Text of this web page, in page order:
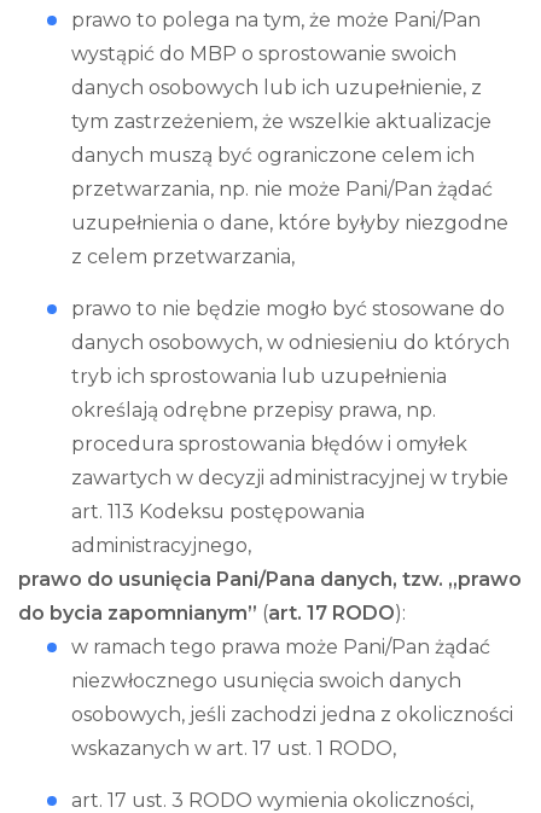
prawo to polega na tym, że może Pani/Pan
wystąpić do MBP o sprostowanie swoich
danych osobowych lub ich uzupełnienie, z
tym zastrzeżeniem, że wszelkie aktualizacje
danych muszą być ograniczone celem ich
przetwarzania, np. nie może Pani/Pan żądać
uzupełnienia o dane, które byłyby niezgodne
z celem przetwarzania,
prawo to nie będzie mogło być stosowane do
danych osobowych, w odniesieniu do których
tryb ich sprostowania lub uzupełnienia
określają odrębne przepisy prawa, np.
procedura sprostowania błędów i omyłek
zawartych w decyzji administracyjnej w trybie
art. 113 Kodeksu postępowania
administracyjnego,
prawo do usunięcia Pani/Pana danych, tzw. „prawo
do bycia zapomnianym” (art. 17 RODO):
w ramach tego prawa może Pani/Pan żądać
niezwłocznego usunięcia swoich danych
osobowych, jeśli zachodzi jedna z okoliczności
wskazanych w art. 17 ust. 1 RODO,
art. 17 ust. 3 RODO wymienia okoliczności,